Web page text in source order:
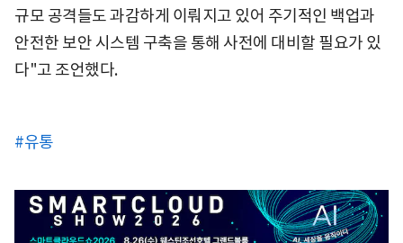
규모 공격들도 과감하게 이뤄지고 있어 주기적인 백업과
안전한 보안 시스템 구축을 통해 사전에 대비할 필요가 있
다"고 조언했다.
#유통